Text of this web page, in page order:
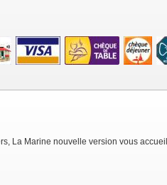
La Marine nouvelle version vous